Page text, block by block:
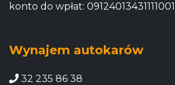
konto do wpłat:
Wynajem autokarów
32 235 86 38